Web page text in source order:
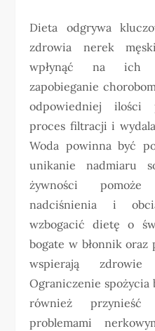
Dieta odgrywa
zdrowia nerek
wpłynąć na ich
zapobieganie
odpowiedniej ilości
proces filtracji i
Woda powinna być
unikanie nadmiaru
żywności
nadciśnienia i
wzbogacić dietę o
bogate w błonnik
wspierają zdrowie
Ograniczenie spożycia
również
problemami